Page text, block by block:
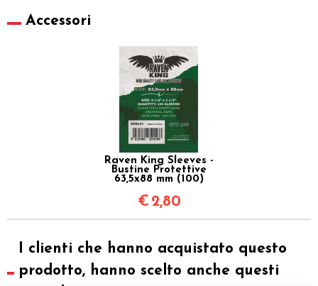
Accessori
Raven King Sleeves -
Bustine Protettive
63,5x88 mm (100)
€ 2,80
I clienti che hanno acquistato questo
prodotto, hanno scelto anche questi